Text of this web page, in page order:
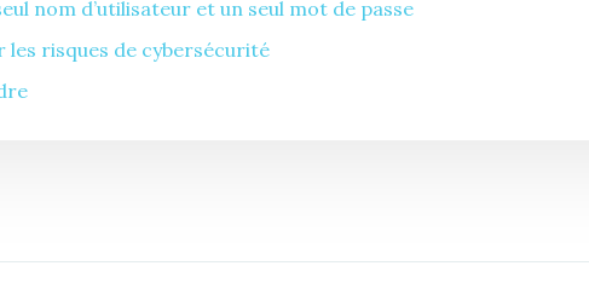
nom d’utilisateur et un seul mot de passe
les risques de cybersécurité